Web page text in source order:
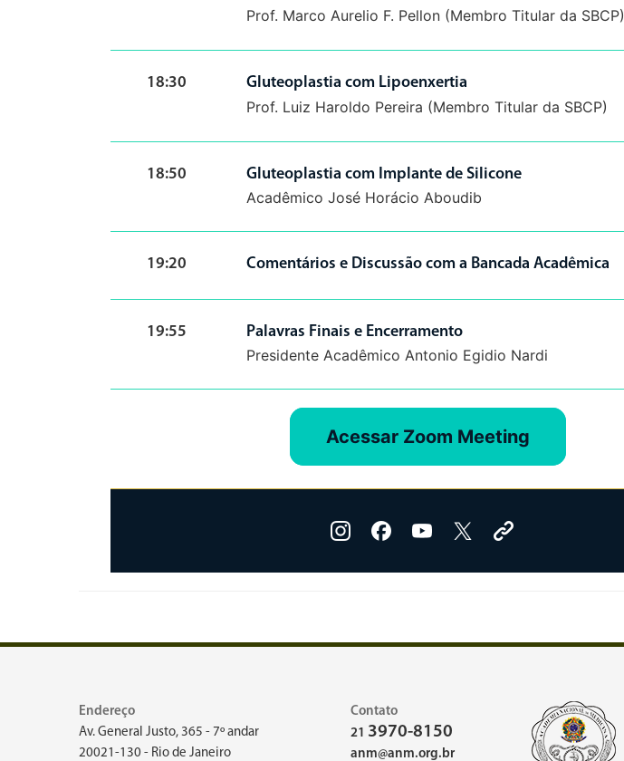
Prof. Marco Aurelio F. Pellon (Membro Titular da SBCP)
18:30 Gluteoplastia com Lipoenxertia
Prof. Luiz Haroldo Pereira (Membro Titular da SBCP)
18:50 Gluteoplastia com Implante de Silicone
Acadêmico José Horácio Aboudib
19:20 Comentários e Discussão com a Bancada Acadêmica
19:55 Palavras Finais e Encerramento
Presidente Acadêmico Antonio Egidio Nardi
Acessar Zoom Meeting
Endereço
Av. General Justo, 365 - 7º andar
20021-130 - Rio de Janeiro
Contato
21 3970-8150
anm@anm.org.br